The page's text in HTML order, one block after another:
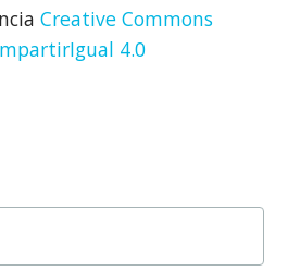
Creative Commons
4.0